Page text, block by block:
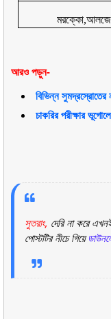
মরক্কো,
আরও পড়ুন-
বিভিন্ন সুমদ্রস্রোতের
চাকরির পরীক্ষার
সুতরাং, দেরি না করে
পোস্টটির নীচে গিয়ে